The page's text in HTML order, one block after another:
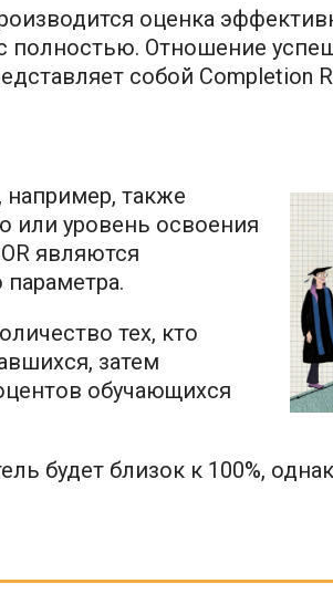
оценка
полностью. Отношение
собой Completion
также
или уровень освоения
являются
тех, кто
затем
обучающихся
будет близок к 100%,